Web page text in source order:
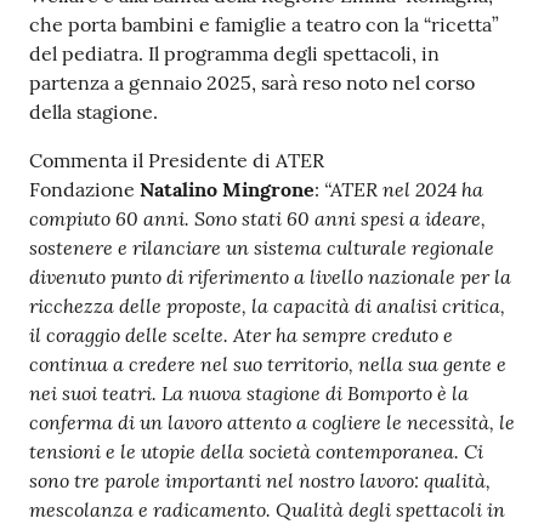
che porta bambini e famiglie a teatro con la “ricetta”
del pediatra. Il programma degli spettacoli, in
partenza a gennaio 2025, sarà reso noto nel corso
della stagione.
Commenta il Presidente di ATER
Fondazione Natalino Mingrone: “ATER nel 2024 ha
compiuto 60 anni. Sono stati 60 anni spesi a ideare,
sostenere e rilanciare un sistema culturale regionale
divenuto punto di riferimento a livello nazionale per la
ricchezza delle proposte, la capacità di analisi critica,
il coraggio delle scelte. Ater ha sempre creduto e
continua a credere nel suo territorio, nella sua gente e
nei suoi teatri. La nuova stagione di Bomporto è la
conferma di un lavoro attento a cogliere le necessità, le
tensioni e le utopie della società contemporanea. Ci
sono tre parole importanti nel nostro lavoro: qualità,
mescolanza e radicamento. Qualità degli spettacoli in